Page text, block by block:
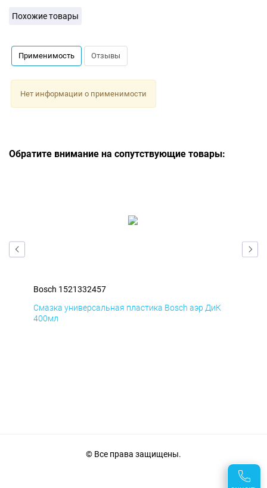
Похожие товары
Применимость Отзывы
Нет информации о применимости
Обратите внимание на сопутствующие товары:
Bosch 1521332457
Смазка универсальная пластика Bosch аэр ДиК
400мл
© Все права защищены.